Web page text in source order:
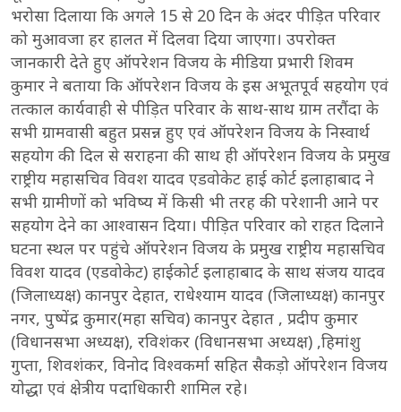
भरोसा दिलाया कि अगले 15 से 20 दिन के अंदर पीड़ित परिवार
को मुआवजा हर हालत में दिलवा दिया जाएगा। उपरोक्त
जानकारी देते हुए ऑपरेशन विजय के मीडिया प्रभारी शिवम
कुमार ने बताया कि ऑपरेशन विजय के इस अभूतपूर्व सहयोग एवं
तत्काल कार्यवाही से पीड़ित परिवार के साथ-साथ ग्राम तरौंदा के
सभी ग्रामवासी बहुत प्रसन्न हुए एवं ऑपरेशन विजय के निस्वार्थ
सहयोग की दिल से सराहना की साथ ही ऑपरेशन विजय के प्रमुख
राष्ट्रीय महासचिव विवश यादव एडवोकेट हाई कोर्ट इलाहाबाद ने
सभी ग्रामीणों को भविष्य में किसी भी तरह की परेशानी आने पर
सहयोग देने का आश्वासन दिया। पीड़ित परिवार को राहत दिलाने
घटना स्थल पर पहुंचे ऑपरेशन विजय के प्रमुख राष्ट्रीय महासचिव
विवश यादव (एडवोकेट) हाईकोर्ट इलाहाबाद के साथ संजय यादव
(जिलाध्यक्ष) कानपुर देहात, राधेश्याम यादव (जिलाध्यक्ष) कानपुर
नगर, पुष्पेंद्र कुमार(महा सचिव) कानपुर देहात , प्रदीप कुमार
(विधानसभा अध्यक्ष), रविशंकर (विधानसभा अध्यक्ष) ,हिमांशु
गुप्ता, शिवशंकर, विनोद विश्वकर्मा सहित सैकड़ो ऑपरेशन विजय
योद्धा एवं क्षेत्रीय पदाधिकारी शामिल रहे।